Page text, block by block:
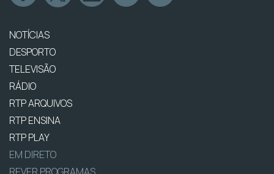
NOTÍCIAS
DESPORTO
TELEVISÃO
RÁDIO
RTP ARQUIVOS
RTP ENSINA
RTP PLAY
EM DIRETO